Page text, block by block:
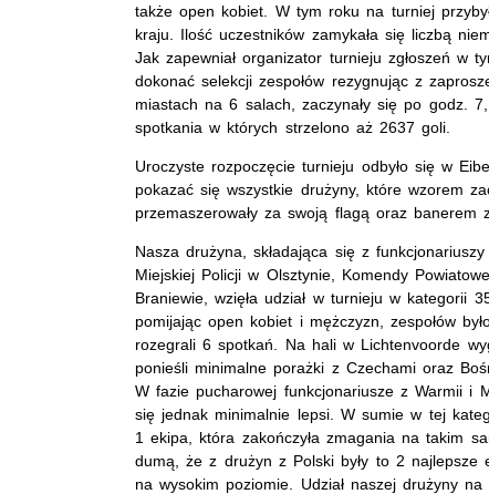
także open kobiet. W tym roku na turniej
kraju. Ilość uczestników zamykała się liczbą
Jak zapewniał organizator turnieju zgłoszeń w
dokonać selekcji zespołów rezygnując z
miastach na 6 salach, zaczynały się po godz.
spotkania w których strzelono aż 2637 goli.
Uroczyste rozpoczęcie turnieju odbyło się w
pokazać się wszystkie drużyny, które wzorem
przemaszerowały za swoją flagą oraz
Nasza drużyna, składająca się z
Miejskiej Policji w Olsztynie, Komendy
Braniewie, wzięła udział w turnieju w kategorii
pomijając open kobiet i mężczyzn, zespołów
rozegrali 6 spotkań. Na hali w Lichtenvoorde
ponieśli minimalne porażki z Czechami oraz
W fazie pucharowej funkcjonariusze z Warmii i
się jednak minimalnie lepsi. W sumie w tej
1 ekipa, która zakończyła zmagania na takim
dumą, że z drużyn z Polski były to 2 najlepsze
na wysokim poziomie. Udział naszej drużyny